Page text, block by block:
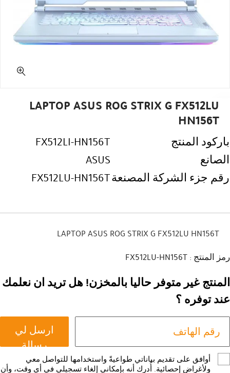
LAPTOP ASUS ROG STRIX G FX512LU
HN156T
باركود المنتج
FX512LI-HN156T
الصانع
ASUS
رقم جزء الشركة المصنعةFX512LU-HN156T
LAPTOP ASUS ROG STRIX G FX512LU HN156T
رمز المنتج : FX512LU-HN156T
المنتج غير متوفر حاليا بالمخزن! هل تريد ان نعلمك
عند توفره ؟
ارسل لي
رسالة
أوافق على تقديم بياناتي طواعيةً واستخدامها للتواصل معي
ولأغراض إحصائية. أُدرك أنه بإمكاني إلغاء تسجيلي في أي وقت، وأن